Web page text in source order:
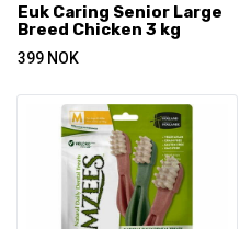
Euk Caring Senior Large
Breed Chicken 3 kg
399 NOK